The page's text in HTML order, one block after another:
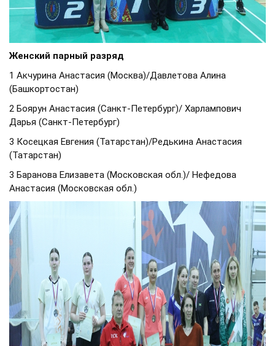
Женский парный разряд
1 Акчурина Анастасия (Москва)/Давлетова Алина
(Башкортостан)
2 Боярун Анастасия (Санкт-Петербург)/ Харлампович
Дарья (Санкт-Петербург)
3 Косецкая Евгения (Татарстан)/Редькина Анастасия
(Татарстан)
3 Баранова Елизавета (Московская обл.)/ Нефедова
Анастасия (Московская обл.)